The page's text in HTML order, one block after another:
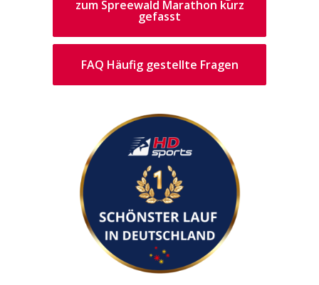
zum Spreewald Marathon kurz
gefasst
FAQ Häufig gestellte Fragen